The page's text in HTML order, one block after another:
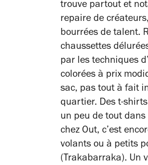
trouve partout et
repaire de
bourrées de talent.
chaussettes
par les techniques
colorées à prix
sac, pas tout à fait
quartier. Des t-
un peu de tout
chez Out, c’est
volants ou à petits
(Trakabarraka). Un